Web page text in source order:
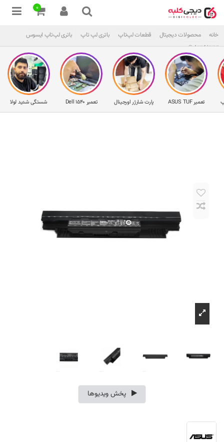
0
خانه محصولات دیجیتال قطعات لپ‌تاپ باتری لپ تاپ
باتری لپ‌تاپ ایسوس
A32N1331 ®
شستگی شدید لولا تعمیر Dell 1540 پارت شارژر اورجینال تعمیر ASUS TUF
پخش ویدیوها